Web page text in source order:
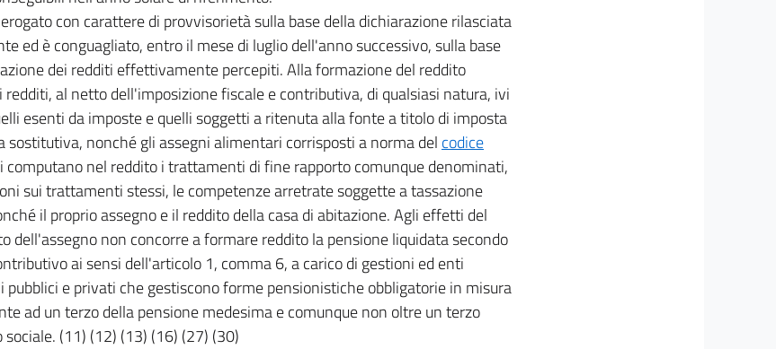
con carattere di provvisorietà sulla base della dichiarazione rilasciata
ed è conguagliato, entro il mese di luglio dell'anno successivo, sulla base
dei redditi effettivamente percepiti. Alla formazione del reddito
redditi, al netto dell'imposizione fiscale e contributiva, di qualsiasi natura, ivi
esenti da imposte e quelli soggetti a ritenuta alla fonte a titolo di imposta
sostitutiva, nonché gli assegni alimentari corrisposti a norma del codice
computano nel reddito i trattamenti di fine rapporto comunque denominati,
sui trattamenti stessi, le competenze arretrate soggette a tassazione
il proprio assegno e il reddito della casa di abitazione. Agli effetti del
dell'assegno non concorre a formare reddito la pensione liquidata secondo
ai sensi dell'articolo 1, comma 6, a carico di gestioni ed enti
pubblici e privati che gestiscono forme pensionistiche obbligatorie in misura
ad un terzo della pensione medesima e comunque non oltre un terzo
sociale. (11) (12) (13) (16) (27) (30)